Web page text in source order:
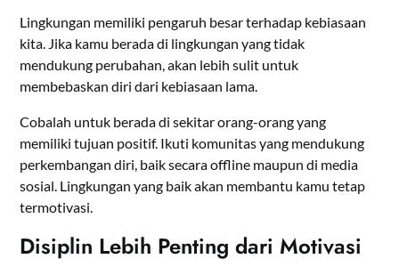
Lingkungan memiliki pengaruh besar terhadap kebiasaan
kita. Jika kamu berada di lingkungan yang tidak
mendukung perubahan, akan lebih sulit untuk
membebaskan diri dari kebiasaan lama.
Cobalah untuk berada di sekitar orang-orang yang
memiliki tujuan positif. Ikuti komunitas yang mendukung
perkembangan diri, baik secara offline maupun di media
sosial. Lingkungan yang baik akan membantu kamu tetap
termotivasi.
Disiplin Lebih Penting dari Motivasi